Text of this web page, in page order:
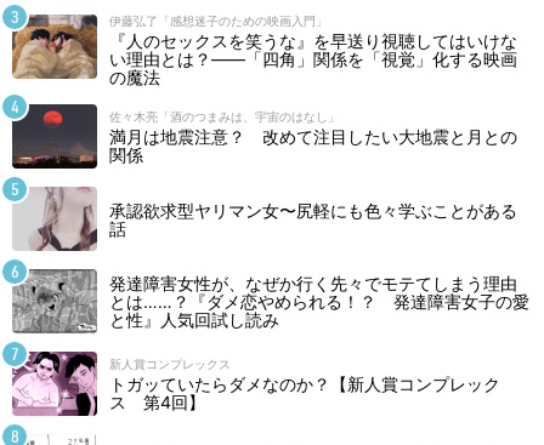
伊藤弘了「感想迷子のための映画入門」
『人のセックスを笑うな』を早送り視聴してはいけな
い理由とは？――「四角」関係を「視覚」化する映画
の魔法
佐々木亮「酒のつまみは、宇宙のはなし」
満月は地震注意？ 改めて注目したい大地震と月との
関係
承認欲求型ヤリマン女〜尻軽にも色々学ぶことがある
話
発達障害女性が、なぜか行く先々でモテてしまう理由
とは……？『ダメ恋やめられる！？ 発達障害女子の愛
と性』人気回試し読み
新人賞コンプレックス
トガッていたらダメなのか？【新人賞コンプレック
ス 第4回】